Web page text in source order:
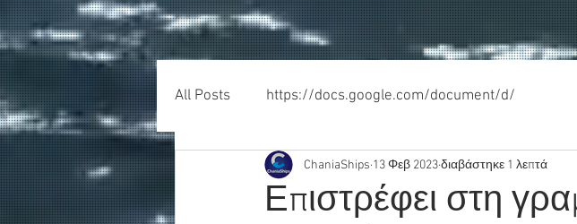
All Posts https://docs.google.com/document/d/
Επιστρέφει στη
ChaniaShips 13 Φεβ 2023διαβάστηκε 1 λεπτά